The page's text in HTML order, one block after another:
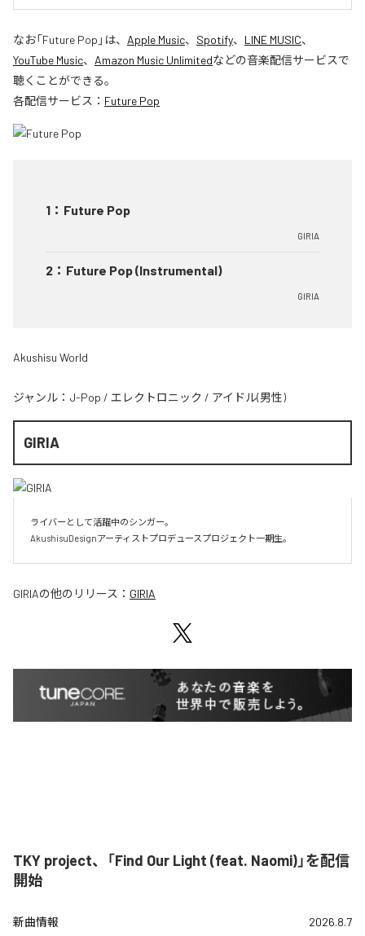
なお「Future Pop 」は、 Apple Music、 Spotify、 LINE MUSIC、
YouTube Music、 Amazon Music Unlimitedなどの音楽配信サービスで
聴くことができる。
各配信サービス： Future Pop
1 ： Future Pop
GIRIA
2 ： Future Pop (Instrumental)
GIRIA
Akushisu World
ジャンル： J-Pop / エレクトロニック / アイドル(男性)
GIRIA
ライバーとして活躍中のシンガー。
AkushisuDesignアーティストプロデュースプロジェクト一期生。
GIRIAの他のリリース： GIRIA
TKY project、「Find Our Light (feat. Naomi)」を配信
開始
新曲情報 2026.8.7